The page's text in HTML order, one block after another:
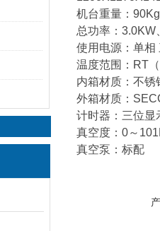
机台重量：
总功率：3.0KW
使用电源：单相
温度范围：RT
内箱材质：不锈
外箱材质：
计时器：三位显
真空度：0～
真空泵：标配